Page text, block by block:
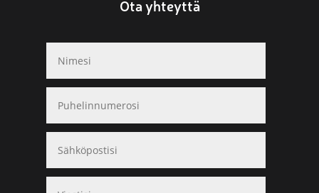
Ota yhteyttä